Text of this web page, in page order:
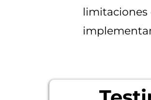
limitaciones